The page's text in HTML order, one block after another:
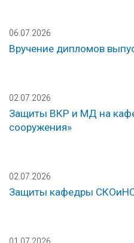
06.07.2026
Вручение дипломов
02.07.2026
Защиты ВКР и МД на
сооружения»
02.07.2026
Защиты кафедры